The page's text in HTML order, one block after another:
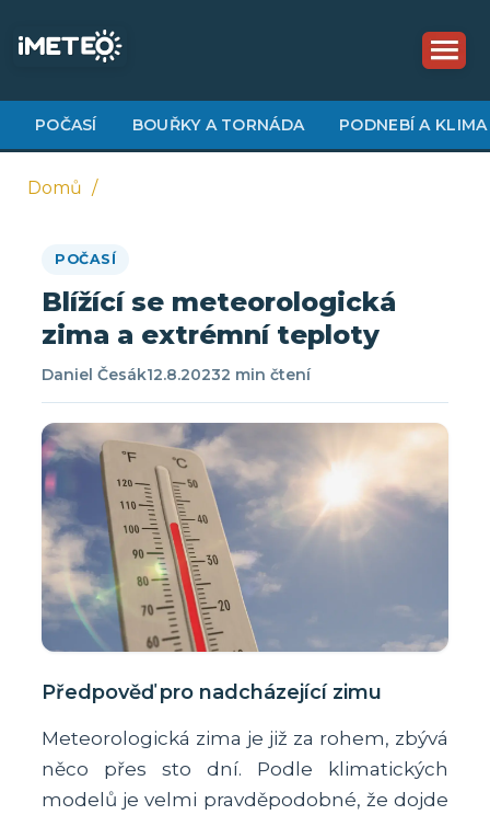
obsahu
POČASÍ BOUŘKY A TORNÁDA PODNEBÍ A KLIMA
navigace
Domů
POČASÍ
Blížící se meteorologická
zima a extrémní teploty
Daniel Česák12.8.20232 min čtení
Předpověď pro nadcházející zimu
Meteorologická zima je již za rohem, zbývá
něco přes sto dní. Podle klimatických
modelů je velmi pravděpodobné, že dojde